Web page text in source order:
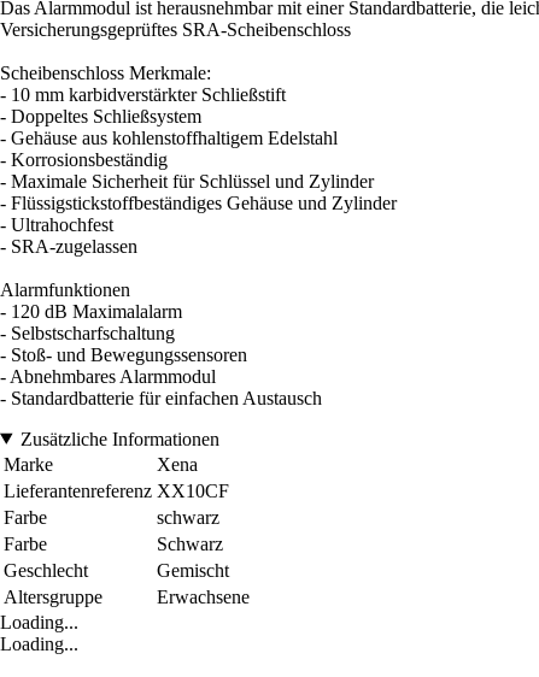
Das Alarmmodul ist herausnehmbar mit einer Standardbatterie, die
Versicherungsgeprüftes SRA-Scheibenschloss
Scheibenschloss Merkmale:
- 10 mm karbidverstärkter Schließstift
- Doppeltes Schließsystem
- Gehäuse aus kohlenstoffhaltigem Edelstahl
- Korrosionsbeständig
- Maximale Sicherheit für Schlüssel und Zylinder
- Flüssigstickstoffbeständiges Gehäuse und Zylinder
- Ultrahochfest
- SRA-zugelassen
Alarmfunktionen
- 120 dB Maximalalarm
- Selbstscharfschaltung
- Stoß- und Bewegungssensoren
- Abnehmbares Alarmmodul
- Standardbatterie für einfachen Austausch
Zusätzliche Informationen
Marke
Xena
Lieferantenreferenz XX10CF
Farbe
schwarz
Farbe
Schwarz
Geschlecht
Gemischt
Altersgruppe
Erwachsene
Loading...
Loading...